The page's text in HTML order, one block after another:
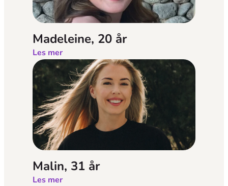
Madeleine, 20 år
Les mer
Malin, 31 år
Les mer